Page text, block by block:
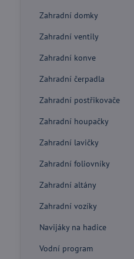
Zahradní domky
Zahradní ventily
Zahradní konve
Zahradní čerpadla
Zahradní postřikovače
Zahradní houpačky
Zahradní lavičky
Zahradní foliovníky
Zahradní altány
Zahradní vozíky
Navijáky na hadice
Vodní program